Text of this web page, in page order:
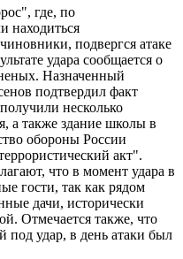
где, по
находиться
подвергся атаке
удара сообщается о
Назначенный
подтвердил факт
несколько
а также здание школы в
обороны России
акт".
что в момент удара в
гости, так как рядом
дачи, исторически
Отмечается также, что
удар, в день атаки был